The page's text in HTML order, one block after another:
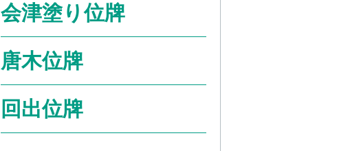
会津塗り位牌
唐木位牌
回出位牌